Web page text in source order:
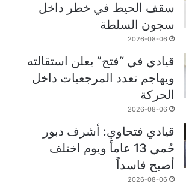
سقف الحيط في خطر داخل
سجون السلطة
2026-08-06
قيادي في “فتح” يعلن استقالته
ويهاجم تعدد المرجعيات داخل
الحركة
2026-08-06
قيادي فتحاوي: أشرف دبور
حُمي 13 عاماً ويوم اختلف
أصبح فاسداً
2026-08-06